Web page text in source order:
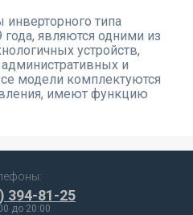
инверторного типа
года, являются одними из
устройств,
административных и
модели комплектуются
имеют функцию
394-81-25
до 20:00